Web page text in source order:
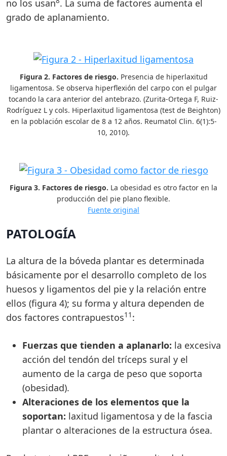
no los usan . La suma de factores aumenta el
grado de aplanamiento.
Figura 2. Factores de riesgo. Presencia de hiperlaxitud
ligamentosa. Se observa hiperflexión del carpo con el pulgar
tocando la cara anterior del antebrazo. (Zurita-Ortega F, Ruiz-
Rodríguez L y cols. Hiperlaxitud ligamentosa (test de Beighton)
en la población escolar de 8 a 12 años. Reumatol Clin. 6(1):5-
10, 2010).
Figura 3. Factores de riesgo. La obesidad es otro factor en la
producción del pie plano flexible.
Fuente original
PATOLOGÍA
La altura de la bóveda plantar es determinada
básicamente por el desarrollo completo de los
huesos y ligamentos del pie y la relación entre
ellos (figura 4); su forma y altura dependen de
dos factores contrapuestos11 :
Fuerzas que tienden a aplanarlo: la excesiva
acción del tendón del tríceps sural y el
aumento de la carga de peso que soporta
(obesidad).
Alteraciones de los elementos que la
soportan: laxitud ligamentosa y de la fascia
plantar o alteraciones de la estructura ósea.